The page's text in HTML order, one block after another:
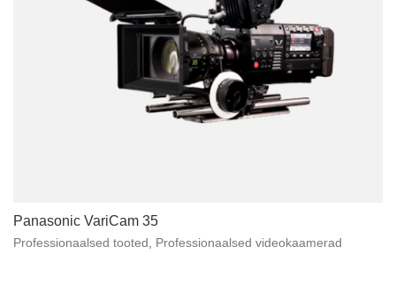
Panasonic VariCam 35
Professionaalsed tooted Professionaalsed videokaamerad